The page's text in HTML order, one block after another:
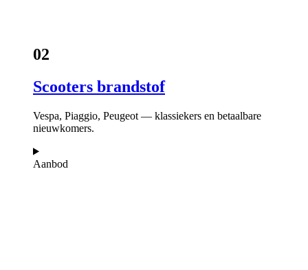
02
Scooters brandstof
Vespa, Piaggio, Peugeot — klassiekers en betaalbare
nieuwkomers.
Aanbod